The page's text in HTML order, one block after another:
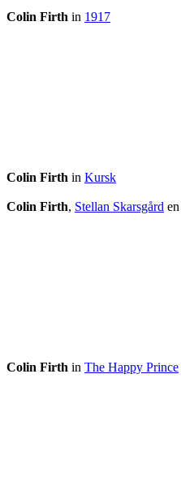
Colin Firth in 1917
Colin Firth in Kursk
Colin Firth, Stellan Skarsgård en
Colin Firth in The Happy Prince